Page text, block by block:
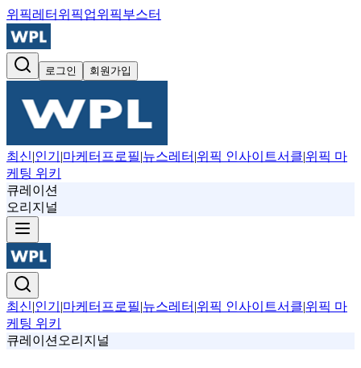
위픽레터 위픽업위픽부스터
로그인 회원가입
최신|인기 |마케터프로필|뉴스레터 |위픽 인사이트서클|위픽 마
케팅 위키
큐레이션
오리지널
최신|인기 |마케터프로필|뉴스레터 |위픽 인사이트서클|위픽 마
케팅 위키
큐레이션 오리지널